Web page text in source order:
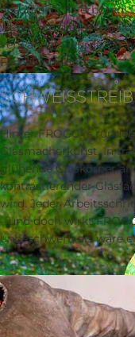
ausdrücklich verboten!
wenn sich dieser
verwandeln würde. So
Farbe und Licht.
Hinter FROGGYs
Glasmacherkunst. In
glühende Glaskörper
kontrastierender
wird. Jeder
– und doch wirkt
unbeschwert, als wäre